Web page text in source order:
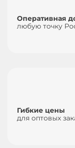
Оперативная
любую точку
Гибкие цены
для оптовых